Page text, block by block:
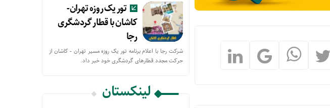
تور یک روزه تهران-
کاشان با قطار گردشگری
رجا
شرکت رجا با اعلام برنامه تور یک روزه مسیر تهران - کاشان از
حركت مجدد قطارهای گردشگری خود خبر داد.
لینکستان